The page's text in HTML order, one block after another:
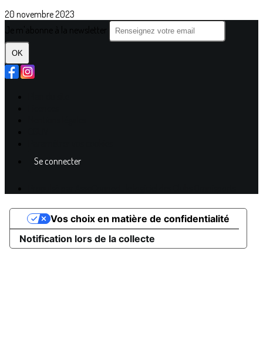
20 novembre 2023
OK
Se connecter
Notification lors de la collecte
Vos choix en matière de confidentialité